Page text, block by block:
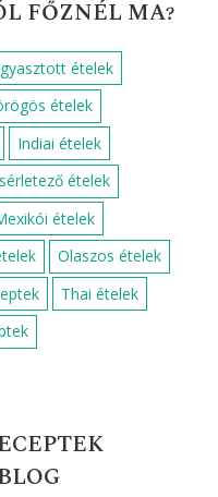
FŐZNÉL MA?
ételek
ételek
Indiai ételek
ételek
ételek
Olaszos ételek
Thai ételek